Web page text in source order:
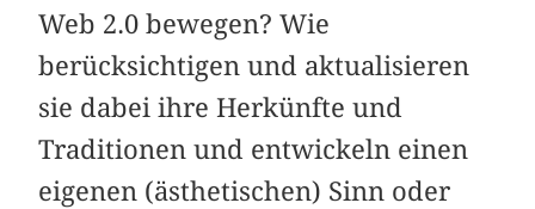
Web 2.0 bewegen? Wie
berücksichtigen und aktualisieren
sie dabei ihre Herkünfte und
Traditionen und entwickeln einen
eigenen (ästhetischen) Sinn oder